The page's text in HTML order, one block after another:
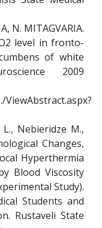
N. MITAGVARIA.
level in fronto-
of white
2009
Nebieridze M.,
Changes,
Hyperthermia
Blood Viscosity
Study).
Students and
Rustaveli State